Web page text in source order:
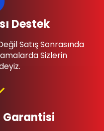
Destek
Satış Sonrasında
Sizlerin